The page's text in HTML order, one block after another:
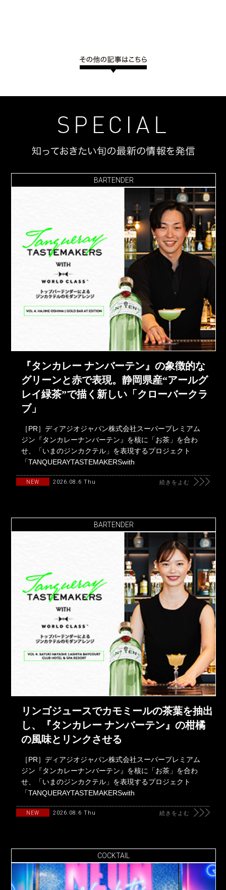
BARTENDER
『タンカレー ナンバーテン』の象徴的な
グリーンと赤で表現。静岡県産“アールグ
レイ緑茶”で描く新しい「クローバークラ
ブ」
［PR］ディアジオジャパン株式会社スーパープレミアム
ジン『タンカレーナンバーテン』を核に「お茶」を合わ
せ、「いまのジンカクテル」を表現するプロジェクト
「TANQUERAYTASTEMAKERSwith
NEW 2026.08.6 Thu 続きをよむ
BARTENDER
リンゴジュースでカモミールの茶葉を抽出
し、『タンカレー ナンバーテン』の柑橘
の風味とリンクさせる
［PR］ディアジオジャパン株式会社スーパープレミアム
ジン『タンカレーナンバーテン』を核に「お茶」を合わ
せ、「いまのジンカクテル」を表現するプロジェクト
「TANQUERAYTASTEMAKERSwith
NEW 2026.08.6 Thu 続きをよむ
COCKTAIL